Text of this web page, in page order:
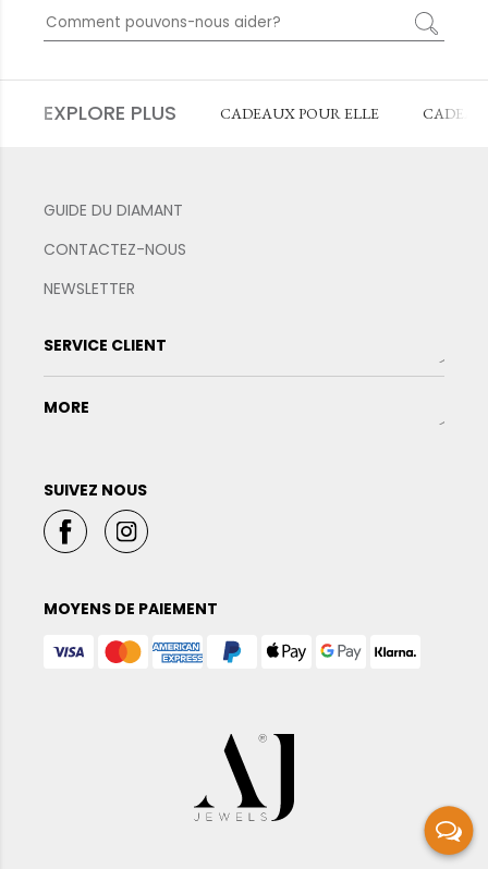
EXPLORE PLUS CADEAUX POUR ELLE
GUIDE DU DIAMANT
CONTACTEZ-NOUS
NEWSLETTER
SERVICE CLIENT
MORE
SUIVEZ NOUS
MOYENS DE PAIEMENT